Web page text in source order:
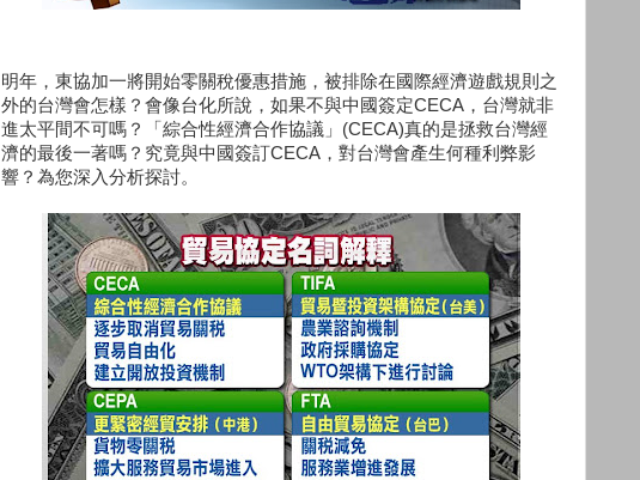
明年，東協加一將開始零關稅優惠措施，被排除在國際經濟遊戲規則之
外的台灣會怎樣？會像台化所說，如果不與中國簽定CECA，台灣就非
進太平間不可嗎？「綜合性經濟合作協議」(CECA)真的是拯救台灣經
濟的最後一著嗎？究竟與中國簽訂CECA，對台灣會產生何種利弊影
響？為您深入分析探討。